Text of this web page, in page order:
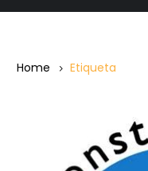
Home Etiqueta